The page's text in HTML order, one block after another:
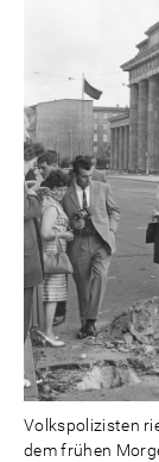
Volkspolizisten
dem frühen